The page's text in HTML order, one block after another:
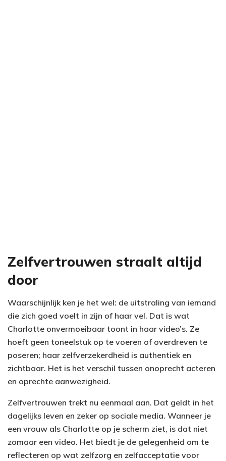
Zelfvertrouwen straalt altijd
door
Waarschijnlijk ken je het wel: de uitstraling van iemand
die zich goed voelt in zijn of haar vel. Dat is wat
Charlotte onvermoeibaar toont in haar video’s. Ze
hoeft geen toneelstuk op te voeren of overdreven te
poseren; haar zelfverzekerdheid is authentiek en
zichtbaar. Het is het verschil tussen onoprecht acteren
en oprechte aanwezigheid.
Zelfvertrouwen trekt nu eenmaal aan. Dat geldt in het
dagelijks leven en zeker op sociale media. Wanneer je
een vrouw als Charlotte op je scherm ziet, is dat niet
zomaar een video. Het biedt je de gelegenheid om te
reflecteren op wat zelfzorg en zelfacceptatie voor